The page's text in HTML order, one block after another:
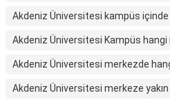
Akdeniz Üniversitesi kampüs içinde
Akdeniz Üniversitesi Kampüs hangi
Akdeniz Üniversitesi merkezde
Akdeniz Üniversitesi merkeze yakın